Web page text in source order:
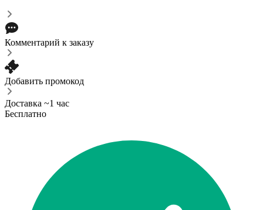
Комментарий к заказу
Добавить промокод
Доставка ~1 час
Бесплатно